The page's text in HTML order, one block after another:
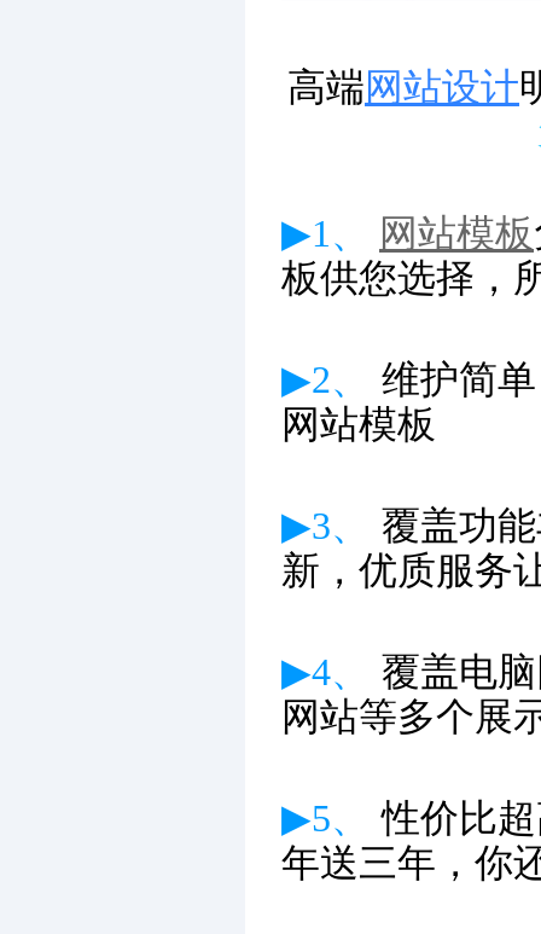
高端网站设计
▶1、 网站模板
板供您选择，
▶2、
维护简
网站模板
▶3、
覆盖功
新 ，优质服务
▶4、
覆盖电
网站等多个展
▶5、
性价比
年送三年，你